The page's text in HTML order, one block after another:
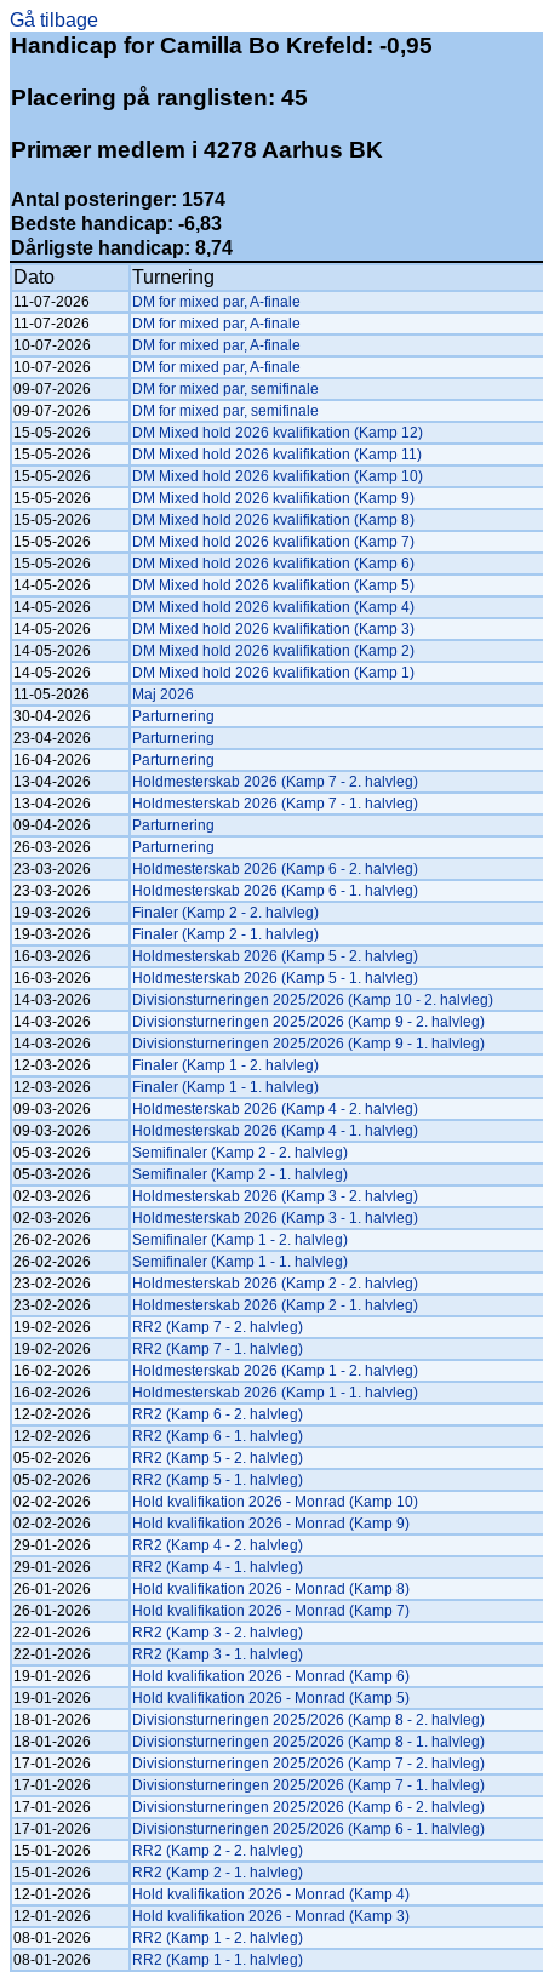
Gå tilbage
Handicap for Camilla Bo Krefeld: -0,95
Placering på ranglisten: 45
Primær medlem i 4278 Aarhus BK
Antal posteringer: 1574
Bedste handicap: -6,83
Dårligste handicap: 8,74
Dato
Turnering
11-07-2026
DM for mixed par, A-finale
11-07-2026
DM for mixed par, A-finale
10-07-2026
DM for mixed par, A-finale
10-07-2026
DM for mixed par, A-finale
09-07-2026
DM for mixed par, semifinale
09-07-2026
DM for mixed par, semifinale
15-05-2026
DM Mixed hold 2026 kvalifikation (Kamp 12)
15-05-2026
DM Mixed hold 2026 kvalifikation (Kamp 11)
15-05-2026
DM Mixed hold 2026 kvalifikation (Kamp 10)
15-05-2026
DM Mixed hold 2026 kvalifikation (Kamp 9)
15-05-2026
DM Mixed hold 2026 kvalifikation (Kamp 8)
15-05-2026
DM Mixed hold 2026 kvalifikation (Kamp 7)
15-05-2026
DM Mixed hold 2026 kvalifikation (Kamp 6)
14-05-2026
DM Mixed hold 2026 kvalifikation (Kamp 5)
14-05-2026
DM Mixed hold 2026 kvalifikation (Kamp 4)
14-05-2026
DM Mixed hold 2026 kvalifikation (Kamp 3)
14-05-2026
DM Mixed hold 2026 kvalifikation (Kamp 2)
14-05-2026
DM Mixed hold 2026 kvalifikation (Kamp 1)
11-05-2026
Maj 2026
30-04-2026
Parturnering
23-04-2026
Parturnering
16-04-2026
Parturnering
13-04-2026
Holdmesterskab 2026 (Kamp 7 - 2. halvleg)
13-04-2026
Holdmesterskab 2026 (Kamp 7 - 1. halvleg)
09-04-2026
Parturnering
26-03-2026
Parturnering
23-03-2026
Holdmesterskab 2026 (Kamp 6 - 2. halvleg)
23-03-2026
Holdmesterskab 2026 (Kamp 6 - 1. halvleg)
19-03-2026
Finaler (Kamp 2 - 2. halvleg)
19-03-2026
Finaler (Kamp 2 - 1. halvleg)
16-03-2026
Holdmesterskab 2026 (Kamp 5 - 2. halvleg)
16-03-2026
Holdmesterskab 2026 (Kamp 5 - 1. halvleg)
14-03-2026
Divisionsturneringen 2025/2026 (Kamp 10 - 2. halvleg)
14-03-2026
Divisionsturneringen 2025/2026 (Kamp 9 - 2. halvleg)
14-03-2026
Divisionsturneringen 2025/2026 (Kamp 9 - 1. halvleg)
12-03-2026
Finaler (Kamp 1 - 2. halvleg)
12-03-2026
Finaler (Kamp 1 - 1. halvleg)
09-03-2026
Holdmesterskab 2026 (Kamp 4 - 2. halvleg)
09-03-2026
Holdmesterskab 2026 (Kamp 4 - 1. halvleg)
05-03-2026
Semifinaler (Kamp 2 - 2. halvleg)
05-03-2026
Semifinaler (Kamp 2 - 1. halvleg)
02-03-2026
Holdmesterskab 2026 (Kamp 3 - 2. halvleg)
02-03-2026
Holdmesterskab 2026 (Kamp 3 - 1. halvleg)
26-02-2026
Semifinaler (Kamp 1 - 2. halvleg)
26-02-2026
Semifinaler (Kamp 1 - 1. halvleg)
23-02-2026
Holdmesterskab 2026 (Kamp 2 - 2. halvleg)
23-02-2026
Holdmesterskab 2026 (Kamp 2 - 1. halvleg)
19-02-2026
RR2 (Kamp 7 - 2. halvleg)
19-02-2026
RR2 (Kamp 7 - 1. halvleg)
16-02-2026
Holdmesterskab 2026 (Kamp 1 - 2. halvleg)
16-02-2026
Holdmesterskab 2026 (Kamp 1 - 1. halvleg)
12-02-2026
RR2 (Kamp 6 - 2. halvleg)
12-02-2026
RR2 (Kamp 6 - 1. halvleg)
05-02-2026
RR2 (Kamp 5 - 2. halvleg)
05-02-2026
RR2 (Kamp 5 - 1. halvleg)
02-02-2026
Hold kvalifikation 2026 - Monrad (Kamp 10)
02-02-2026
Hold kvalifikation 2026 - Monrad (Kamp 9)
29-01-2026
RR2 (Kamp 4 - 2. halvleg)
29-01-2026
RR2 (Kamp 4 - 1. halvleg)
26-01-2026
Hold kvalifikation 2026 - Monrad (Kamp 8)
26-01-2026
Hold kvalifikation 2026 - Monrad (Kamp 7)
22-01-2026
RR2 (Kamp 3 - 2. halvleg)
22-01-2026
RR2 (Kamp 3 - 1. halvleg)
19-01-2026
Hold kvalifikation 2026 - Monrad (Kamp 6)
19-01-2026
Hold kvalifikation 2026 - Monrad (Kamp 5)
18-01-2026
Divisionsturneringen 2025/2026 (Kamp 8 - 2. halvleg)
18-01-2026
Divisionsturneringen 2025/2026 (Kamp 8 - 1. halvleg)
17-01-2026
Divisionsturneringen 2025/2026 (Kamp 7 - 2. halvleg)
17-01-2026
Divisionsturneringen 2025/2026 (Kamp 7 - 1. halvleg)
17-01-2026
Divisionsturneringen 2025/2026 (Kamp 6 - 2. halvleg)
17-01-2026
Divisionsturneringen 2025/2026 (Kamp 6 - 1. halvleg)
15-01-2026
RR2 (Kamp 2 - 2. halvleg)
15-01-2026
RR2 (Kamp 2 - 1. halvleg)
12-01-2026
Hold kvalifikation 2026 - Monrad (Kamp 4)
12-01-2026
Hold kvalifikation 2026 - Monrad (Kamp 3)
08-01-2026
RR2 (Kamp 1 - 2. halvleg)
08-01-2026
RR2 (Kamp 1 - 1. halvleg)